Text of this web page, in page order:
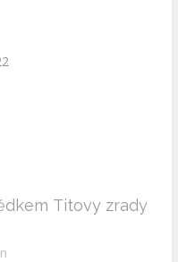
Titovy zrady